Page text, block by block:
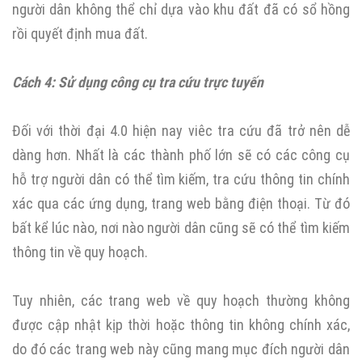
người dân không thể chỉ dựa vào khu đất đã có sổ hồng
rồi quyết định mua đất.
Cách 4: Sử dụng công cụ tra cứu trực tuyến
Đối với thời đại 4.0 hiện nay viêc tra cứu đã trở nên dễ
dàng hơn. Nhất là các thành phố lớn sẽ có các công cụ
hỗ trợ người dân có thể tìm kiếm, tra cứu thông tin chính
xác qua các ứng dụng, trang web bằng điện thoại. Từ đó
bất kể lúc nào, nơi nào người dân cũng sẽ có thể tìm kiếm
thông tin về quy hoạch.
Tuy nhiên, các trang web về quy hoạch thường không
được cập nhật kịp thời hoặc thông tin không chính xác,
do đó các trang web này cũng mang mục đích người dân